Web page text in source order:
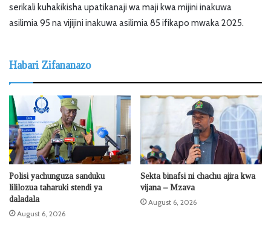
serikali kuhakikisha upatikanaji wa maji kwa mijini inakuwa
asilimia 95 na vijijini inakuwa asilimia 85 ifikapo mwaka 2025.
Habari Zifananazo
Polisi yachunguza sanduku
lililozua taharuki stendi ya
daladala
August 6, 2026
Sekta binafsi ni chachu ajira kwa
vijana – Mzava
August 6, 2026